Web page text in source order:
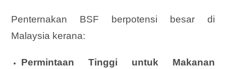
Penternakan BSF berpotensi besar di
Malaysia kerana:
Permintaan Tinggi untuk Makanan